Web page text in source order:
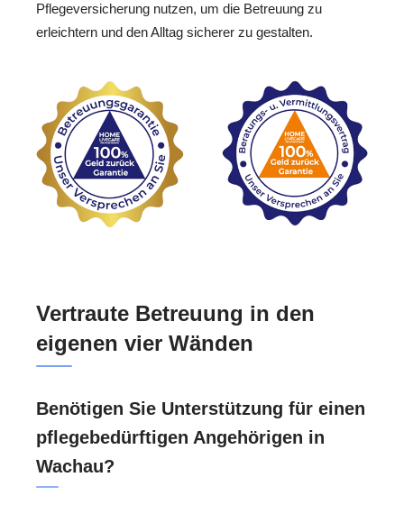
Pflegeversicherung nutzen, um die Betreuung zu
erleichtern und den Alltag sicherer zu gestalten.
Vertraute Betreuung in den
eigenen vier Wänden
Benötigen Sie Unterstützung für einen
pflegebedürftigen Angehörigen in
Wachau?